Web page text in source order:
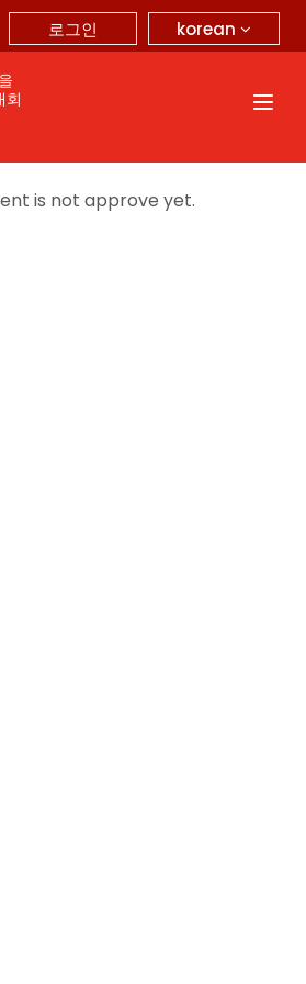
korean
로그인
회
is not approve yet.